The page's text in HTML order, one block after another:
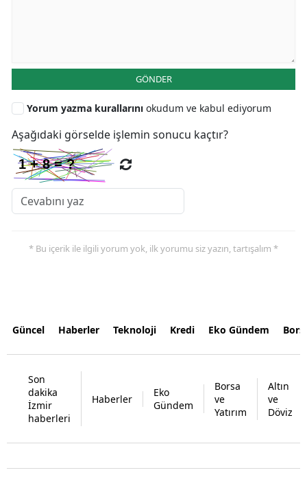
GÖNDER
Yorum yazma kurallarını okudum ve kabul ediyorum
Aşağıdaki görselde işlemin sonucu kaçtır?
* Bu içerik ile ilgili yorum yok, ilk yorumu siz yazın, tartışalım *
Güncel Haberler Teknoloji Kredi Eko Gündem
Son
dakika
İzmir
haberleri
Haberler
Eko
Gündem
Borsa
ve
Yatırım
Altın
ve
Döviz